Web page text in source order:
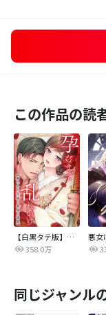
この作品の読
【白黒タテ版】孕むまで乱れいけ～身代わり花嫁と軍服の猛愛
358.0万
同じジャンル